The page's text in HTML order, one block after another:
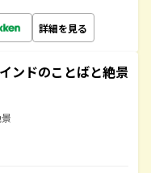
詳細を見る
ンドのことばと絶景